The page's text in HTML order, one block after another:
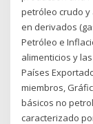
petróleo crudo
en derivados
Petróleo e
alimenticios y
Países
miembros,
básicos no
caracterizado